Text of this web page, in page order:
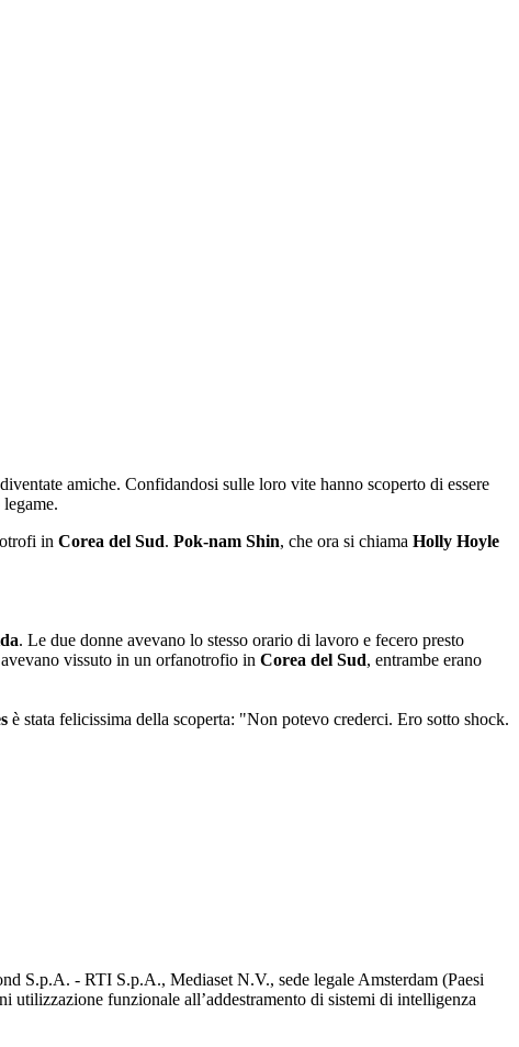
amiche. Confidandosi sulle loro vite hanno scoperto di essere
in Corea del Sud. Pok-nam Shin, che ora si chiama Holly Hoyle
. Le due donne avevano lo stesso orario di lavoro e fecero presto
vissuto in un orfanotrofio in Corea del Sud, entrambe erano
è stata felicissima della scoperta: "Non potevo crederci. Ero sotto shock.
S.p.A. - RTI S.p.A., Mediaset N.V., sede legale Amsterdam (Paesi
utilizzazione funzionale all’addestramento di sistemi di intelligenza